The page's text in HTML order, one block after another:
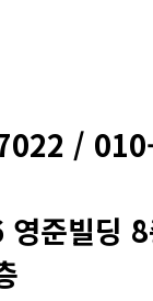
/
준빌딩